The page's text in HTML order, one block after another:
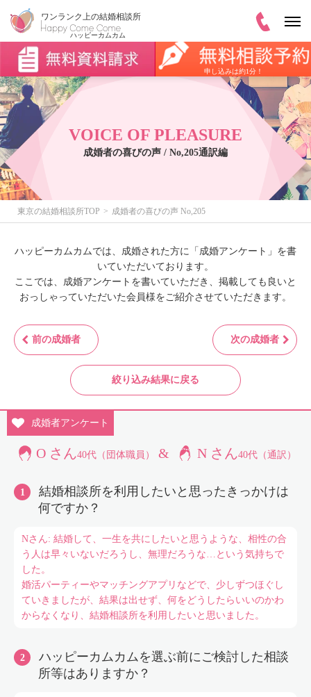
申し込みは約1分！
VOICE OF PLEASURE
成婚者の喜びの声 / No,205通訳編
東京の結婚相談所TOP 成婚者の喜びの声 No,205
ハッピーカムカムでは、成婚された方に「成婚アンケート」を書
いていただいております。
ここでは、成婚アンケートを書いていただき、掲載しても良いと
おっしゃっていただいた会員様をご紹介させていただきます。
前の成婚者 次の成婚者
絞り込み結果に戻る
成婚者アンケート
O さん40代（団体職員） & N さん40代（通訳）
結婚相談所を利用したいと思ったきっかけは
何ですか？
Nさん: 結婚して、一生を共にしたいと思うような、相性の合
う人は早々いないだろうし、無理だろうな…という気持ちで
した。
婚活パーティーやマッチングアプリなどで、少しずつほぐし
ていきましたが、結果は出せず、何をどうしたらいいのかわ
からなくなり、結婚相談所を利用したいと思いました。
ハッピーカムカムを選ぶ前にご検討した相談
所等はありますか？